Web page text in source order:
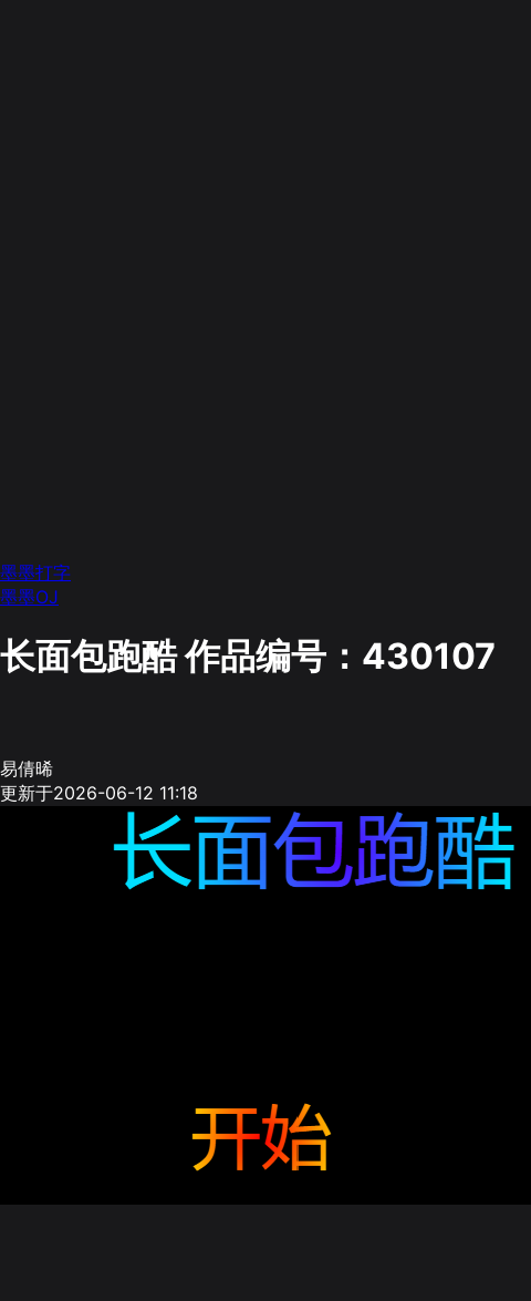
墨墨打字
墨墨OJ
长面包跑酷作品编号：430107
易倩晞
更新于2026-06-12 11:18